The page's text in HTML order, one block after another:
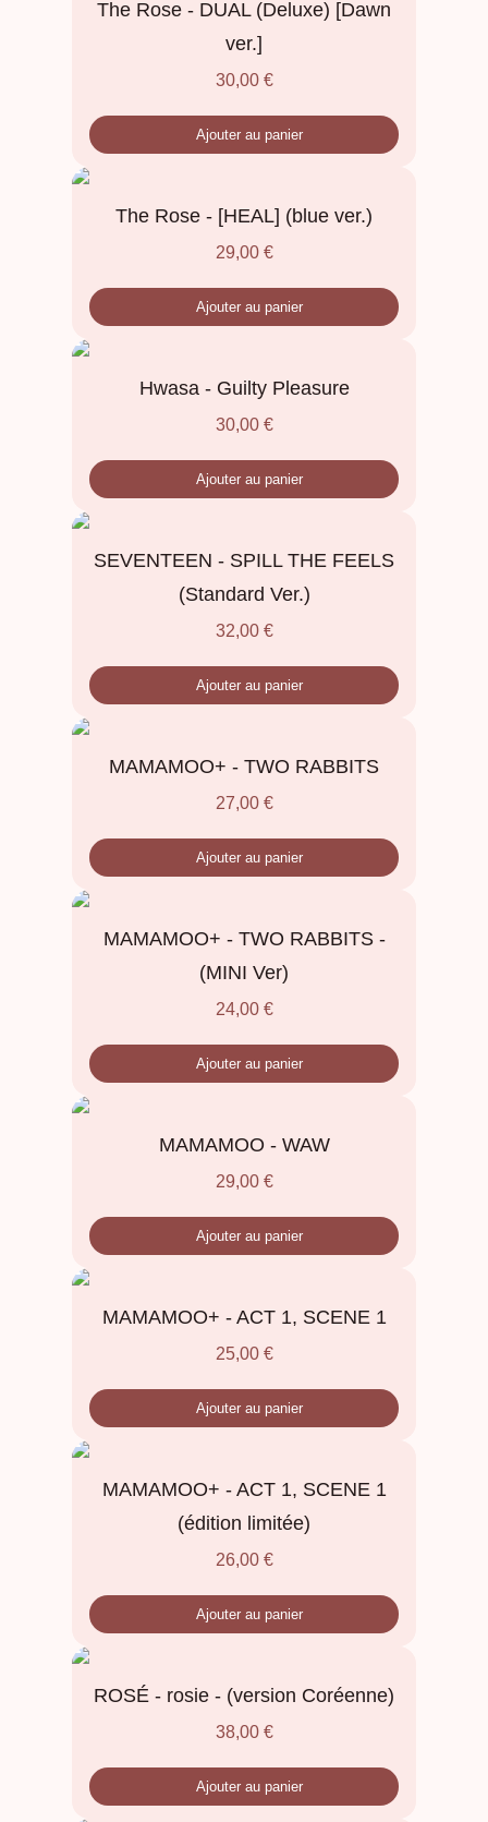
The Rose - DUAL (Deluxe) [Dawn
ver.]
30,00 €
Ajouter au panier
The Rose - [HEAL] (blue ver.)
29,00 €
Ajouter au panier
Hwasa - Guilty Pleasure
30,00 €
Ajouter au panier
SEVENTEEN - SPILL THE FEELS
(Standard Ver.)
32,00 €
Ajouter au panier
MAMAMOO+ - TWO RABBITS
27,00 €
Ajouter au panier
MAMAMOO+ - TWO RABBITS -
(MINI Ver)
24,00 €
Ajouter au panier
MAMAMOO - WAW
29,00 €
Ajouter au panier
MAMAMOO+ - ACT 1, SCENE 1
25,00 €
Ajouter au panier
MAMAMOO+ - ACT 1, SCENE 1
(édition limitée)
26,00 €
Ajouter au panier
ROSÉ - rosie - (version Coréenne)
38,00 €
Ajouter au panier